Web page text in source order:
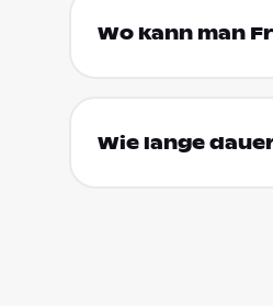
Wo kann man
Wie lange